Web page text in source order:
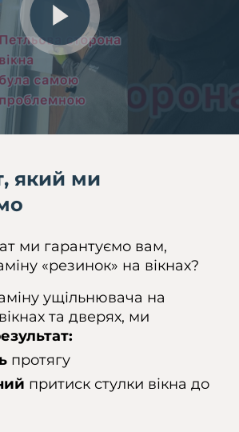
який ми
ми гарантуємо вам,
«резинок» на вікнах?
ущільнювача на
та дверях, ми
протягу
притиск стулки вікна до